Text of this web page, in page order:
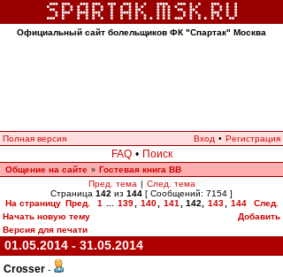
Официальный сайт болельщиков ФК "Спартак" Москва
Полная версия Вход • Регистрация
FAQ • Поиск
Общение на сайте » Гостевая книга ВВ
Пред. тема | След. тема
Страница 142 из 144 [ Сообщений: 7154 ]
На страницу Пред. 1 139 140 141 142 143 144
След.
Начать новую тему
Добавить
Версия для печати
01.05.2014 - 31.05.2014
Crosser -